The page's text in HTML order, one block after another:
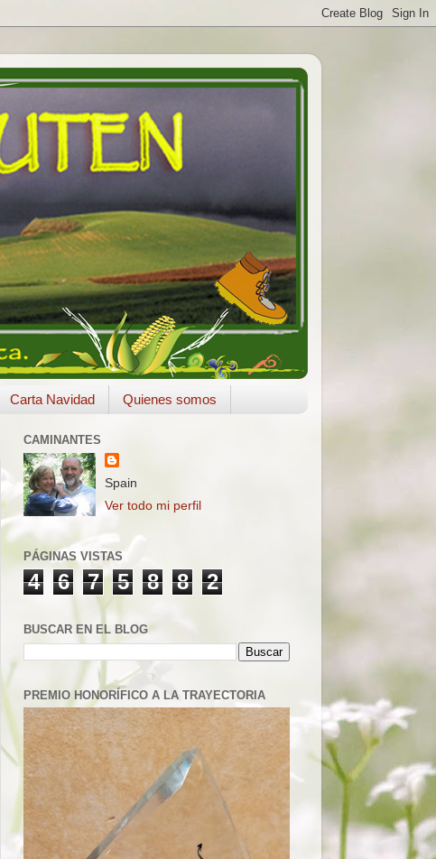
Carta Navidad Quienes somos
CAMINANTES
Spain
Ver todo mi perfil
PÁGINAS VISTAS
4 6 7 5 8 8 2
BUSCAR EN EL BLOG
PREMIO HONORÍFICO A LA TRAYECTORIA